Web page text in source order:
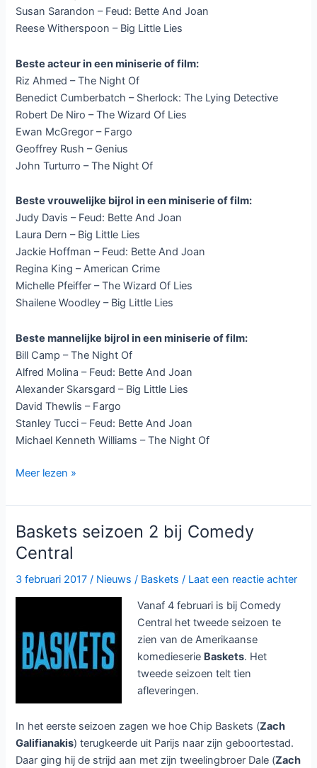
Susan Sarandon – Feud: Bette And Joan
Reese Witherspoon – Big Little Lies
Beste acteur in een miniserie of film:
Riz Ahmed – The Night Of
Benedict Cumberbatch – Sherlock: The Lying Detective
Robert De Niro – The Wizard Of Lies
Ewan McGregor – Fargo
Geoffrey Rush – Genius
John Turturro – The Night Of
Beste vrouwelijke bijrol in een miniserie of film:
Judy Davis – Feud: Bette And Joan
Laura Dern – Big Little Lies
Jackie Hoffman – Feud: Bette And Joan
Regina King – American Crime
Michelle Pfeiffer – The Wizard Of Lies
Shailene Woodley – Big Little Lies
Beste mannelijke bijrol in een miniserie of film:
Bill Camp – The Night Of
Alfred Molina – Feud: Bette And Joan
Alexander Skarsgard – Big Little Lies
David Thewlis – Fargo
Stanley Tucci – Feud: Bette And Joan
Michael Kenneth Williams – The Night Of
Emmy
2017
bekend:
Westworld
aan
kop
Meer lezen »
Baskets seizoen 2 bij Comedy
Central
3 februari 2017/ Nieuws / Baskets / Laat een reactie achter
Vanaf 4 februari is bij Comedy
Central het tweede seizoen te
zien van de Amerikaanse
komedieserie Baskets. Het
tweede seizoen telt tien
afleveringen.
In het eerste seizoen zagen we hoe Chip Baskets (Zach
Galifianakis) terugkeerde uit Parijs naar zijn geboortestad.
Daar ging hij de strijd aan met zijn tweelingbroer Dale (Zach